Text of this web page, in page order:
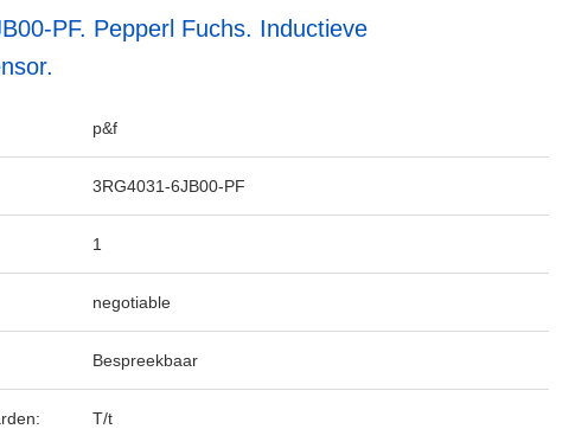
PF. Pepperl Fuchs. Inductieve
p&f
3RG4031-6JB00-PF
1
negotiable
Bespreekbaar
T/t